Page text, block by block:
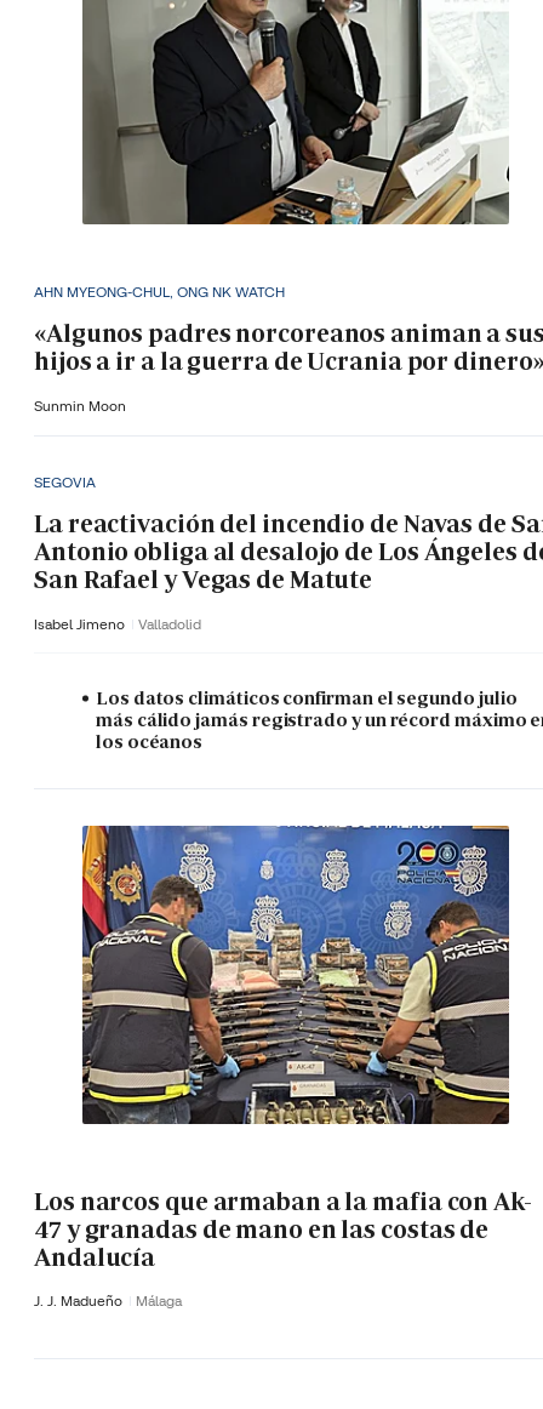
AHN MYEONG-CHUL, ONG NK WATCH
«Algunos padres norcoreanos animan a
hijos a ir a la guerra de Ucrania por
Sunmin Moon
SEGOVIA
La reactivación del incendio de Navas de
Antonio obliga al desalojo de Los Ángeles
San Rafael y Vegas de Matute
Isabel Jimeno Valladolid
Los datos climáticos confirman el segundo julio
más cálido jamás registrado y un récord máximo
los océanos
Los narcos que armaban a la mafia con Ak-
47 y granadas de mano en las costas de
Andalucía
J. J. Madueño Málaga